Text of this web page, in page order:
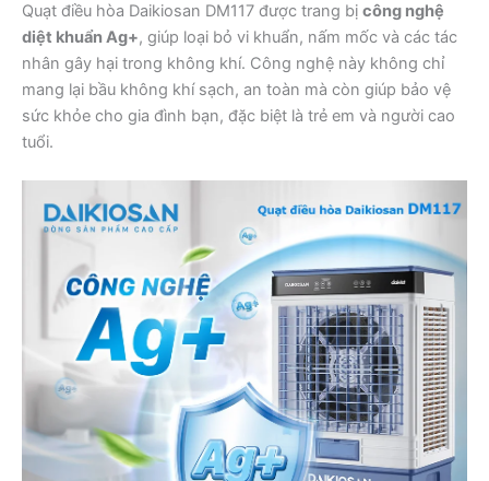
Quạt điều hòa Daikiosan DM117 được trang bị công nghệ
diệt khuẩn Ag+, giúp loại bỏ vi khuẩn, nấm mốc và các tác
nhân gây hại trong không khí. Công nghệ này không chỉ
mang lại bầu không khí sạch, an toàn mà còn giúp bảo vệ
sức khỏe cho gia đình bạn, đặc biệt là trẻ em và người cao
tuổi.